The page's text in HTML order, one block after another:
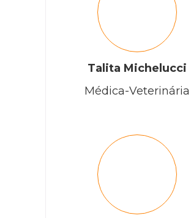
Talita Michelucci
Médica-Veterinária